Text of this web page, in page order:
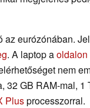
az eurózónában.
. A laptop aoldalon
nem
32 GB RAM-mal, 1
Plusprocesszorral.